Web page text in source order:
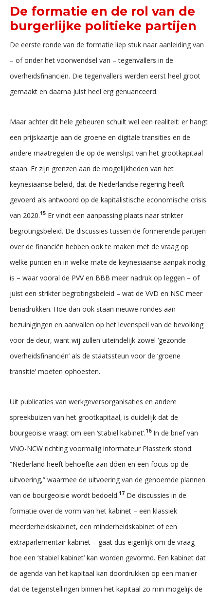
De formatie en de rol van de
burgerlijke politieke partijen
De eerste ronde van de formatie liep stuk naar aanleiding van
– of onder het voorwendsel van – tegenvallers in de
overheidsfinanciën. Die tegenvallers werden eerst heel groot
gemaakt en daarna juist heel erg genuanceerd.
Maar achter dit hele gebeuren schuilt wel een realiteit: er hangt
een prijskaartje aan de groene en digitale transities en de
andere maatregelen die op de wenslijst van het grootkapitaal
staan. Er zijn grenzen aan de mogelijkheden van het
keynesiaanse beleid, dat de Nederlandse regering heeft
gevoerd als antwoord op de kapitalistische economische crisis
van 2020.15 Er vindt een aanpassing plaats naar strikter
begrotingsbeleid. De discussies tussen de formerende partijen
over de financiën hebben ook te maken met de vraag op
welke punten en in welke mate de keynesiaanse aanpak nodig
is – waar vooral de PVV en BBB meer nadruk op leggen – of
juist een strikter begrotingsbeleid – wat de VVD en NSC meer
benadrukken. Hoe dan ook staan nieuwe rondes aan
bezuinigingen en aanvallen op het levenspeil van de bevolking
voor de deur, want wij zullen uiteindelijk zowel ‘gezonde
overheidsfinanciën’ als de staatssteun voor de ‘groene
transitie’ moeten ophoesten.
Uit publicaties van werkgeversorganisaties en andere
spreekbuizen van het grootkapitaal, is duidelijk dat de
bourgeoisie vraagt om een ‘stabiel kabinet’.16In de brief van
VNO-NCW richting voormalig informateur Plassterk stond:
“Nederland heeft behoefte aan dóen en een focus op de
uitvoering,” waarmee de uitvoering van de genoemde plannen
van de bourgeoisie wordt bedoeld.17 De discussies in de
formatie over de vorm van het kabinet – een klassiek
meerderheidskabinet, een minderheidskabinet of een
extraparlementair kabinet – gaat dus eigenlijk om de vraag
hoe een ‘stabiel kabinet’ kan worden gevormd. Een kabinet dat
de agenda van het kapitaal kan doordrukken op een manier
dat de tegenstellingen binnen het kapitaal zo min mogelijk de